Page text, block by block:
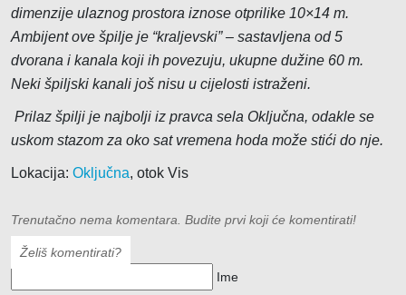
dimenzije ulaznog prostora iznose otprilike 10×14 m.
Ambijent ove špilje je “kraljevski” – sastavljena od 5
dvorana i kanala koji ih povezuju, ukupne dužine 60 m.
Neki špiljski kanali još nisu u cijelosti istraženi.
Prilaz špilji je najbolji iz pravca sela Oključna, odakle se
uskom stazom za oko sat vremena hoda može stići do nje.
Lokacija: Oključna, otok Vis
Trenutačno nema komentara. Budite prvi koji će komentirati!
Želiš komentirati?
Ime